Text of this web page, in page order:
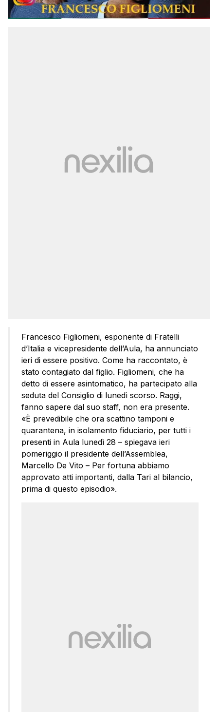
Francesco Figliomeni, esponente di Fratelli
d’Italia e vicepresidente dell’Aula, ha annunciato
ieri di essere positivo. Come ha raccontato, è
stato contagiato dal figlio. Figliomeni, che ha
detto di essere asintomatico, ha partecipato alla
seduta del Consiglio di lunedì scorso. Raggi,
fanno sapere dal suo staff, non era presente.
«È prevedibile che ora scattino tamponi e
quarantena, in isolamento fiduciario, per tutti i
presenti in Aula lunedì 28 – spiegava ieri
pomeriggio il presidente dell’Assemblea,
Marcello De Vito – Per fortuna abbiamo
approvato atti importanti, dalla Tari al bilancio,
prima di questo episodio».